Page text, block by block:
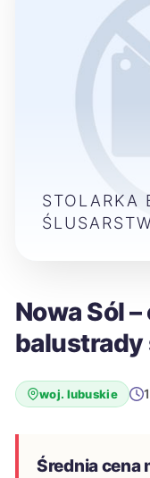
Nowa Sól
balustrady
woj. lubuskie
Średnia cena
STOLARKA